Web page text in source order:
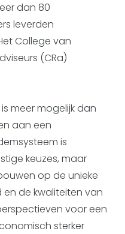
dan 80
leverden
College van
(CRa)
meer mogelijk dan
aan een
is
keuzes, maar
op de unieke
de kwaliteiten van
voor een
sterker